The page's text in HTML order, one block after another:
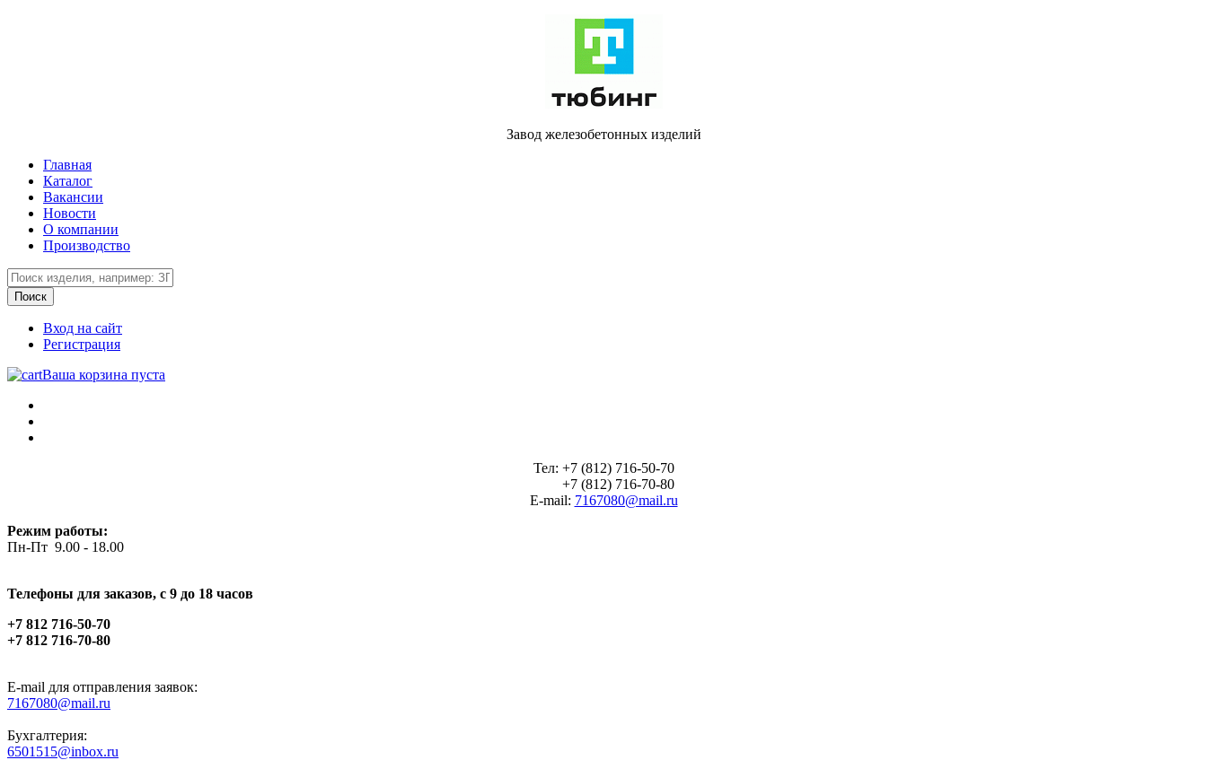
Завод железобетонных изделий
Главная
Каталог
Вакансии
Новости
О компании
Производство
Вход на сайт
Регистрация
Ваша корзина пуста
Тел: +7 (812) 716-50-70
+7 (812) 716-70-80
E-mail: 7167080@mail.ru
Режим работы:
Пн-Пт 9.00 - 18.00
Телефоны для заказов, c 9 до 18 часов
+7 812 716-50-70
+7 812 716-70-80
E-mail для отправления заявок:
7167080@mail.ru
Бухгалтерия:
6501515@inbox.ru